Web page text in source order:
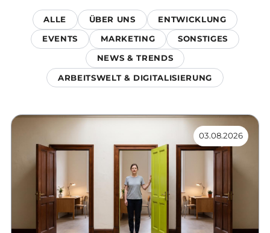
ALLE ÜBER UNS ENTWICKLUNG
EVENTS MARKETING SONSTIGES
NEWS & TRENDS
ARBEITSWELT & DIGITALISIERUNG
03.08.2026